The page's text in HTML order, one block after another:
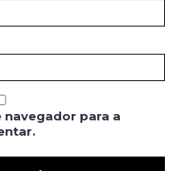
navegador para a